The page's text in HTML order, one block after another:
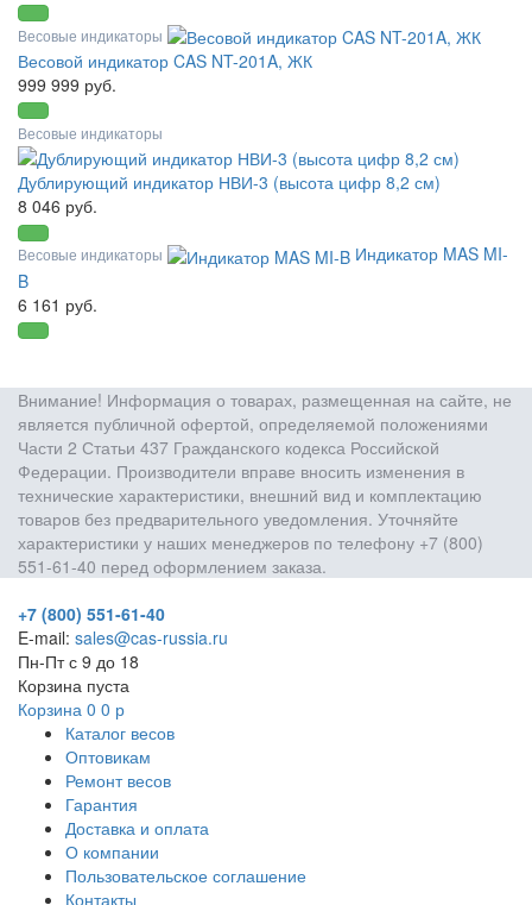
Весовые индикаторы
Весовой индикатор CAS NT-201A, ЖК
999 999 руб.
Весовые индикаторы
Дублирующий индикатор НВИ-3 (высота цифр 8,2 см)
8 046 руб.
Весовые индикаторы
Индикатор MAS MI-
B
6 161 руб.
Внимание! Информация о товарах, размещенная на сайте, не
является публичной офертой, определяемой положениями
Части 2 Статьи 437 Гражданского кодекса Российской
Федерации. Производители вправе вносить изменения в
технические характеристики, внешний вид и комплектацию
товаров без предварительного уведомления. Уточняйте
характеристики у наших менеджеров по телефону +7 (800)
551-61-40 перед оформлением заказа.
+7 (800) 551-61-40
E-mail: sales@cas-russia.ru
Пн-Пт с 9 до 18
Корзина пуста
Корзина 0 0 р
Каталог весов
Оптовикам
Ремонт весов
Гарантия
Доставка и оплата
О компании
Пользовательское соглашение
Контакты